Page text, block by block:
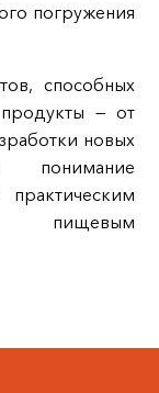
погружения
способных
продукты — от
новых
понимание
пищевым